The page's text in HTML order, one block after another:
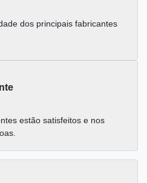
dos principais fabricantes
estão satisfeitos e nos